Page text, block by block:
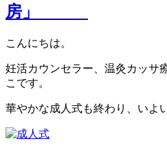
房」
こんにちは。
妊活カウンセラー、温灸カッサ
こです。
華やかな成人式も終わり、いよ